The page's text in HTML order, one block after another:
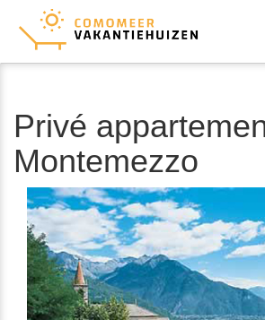
Privé
Montemezzo